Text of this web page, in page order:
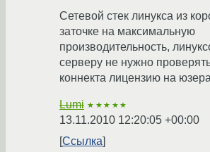
Сетевой стек линукса из
заточке на максимальную
производительность,
серверу не нужно
коннекта лицензию на
Lumi ★★★★★
13.11.2010 12:20:05 +00:00
Ссылка